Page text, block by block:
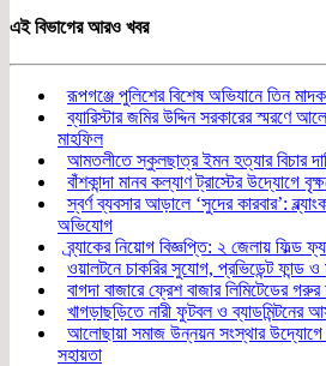
এই বিভাগের আরও খবর
রূপগঞ্জে পুলিশের বিশেষ অভিযানে তিন
ব্যারিস্টার জমির উদ্দিন সরকারের
মাহফিল
আমতলীতে স্কুলছাত্র ইমন হত্যার বিচার
বাঁশকান্দা মানব কল্যাণ ট্রাস্টের উদ্যোগে
স্বর্ণ ব্যবসার আড়ালে ‘সুদের কারবার’:
অভিযোগ
ব্র্যাকের নিয়োগ বিজ্ঞপ্তি: ২ জেলায় ফিল্ড
ওয়ালটনে চাকরির সুযোগ, প্রভিডেন্ট ফান্ড
বাগদা বাজারে ফ্রেশ বাজার লিমিটেডের
খাগড়াছড়িতে নারী ফুটবল ও ব্যাডমিন্টনের
আলোছায়া সমাজ উন্নয়ন সংস্থার উদ্যোগে
সহায়তা